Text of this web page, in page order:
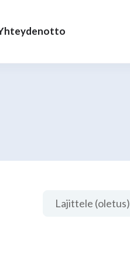
Lajittele (oletus)